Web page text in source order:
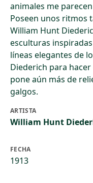
animales me
Poseen unos ritmos
William Hunt
esculturas
líneas elegantes de
Diederich para
pone aún más de
galgos.
ARTISTA
William Hunt
FECHA
1913